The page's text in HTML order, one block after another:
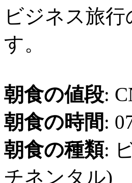
ビジネス旅
す。
朝食の値段:
朝食の時間:
朝食の種類:
チネンタル)